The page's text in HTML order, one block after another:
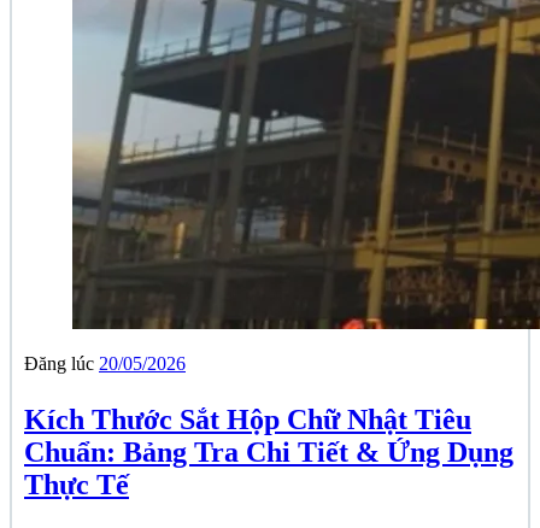
Đăng lúc 20/05/2026
Kích Thước Sắt Hộp Chữ Nhật Tiêu
Chuẩn: Bảng Tra Chi Tiết & Ứng Dụng
Thực Tế